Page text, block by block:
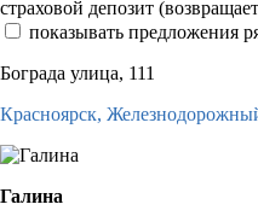
страховой депозит
показывать предложения
Бограда улица, 111
Красноярск,
Галина